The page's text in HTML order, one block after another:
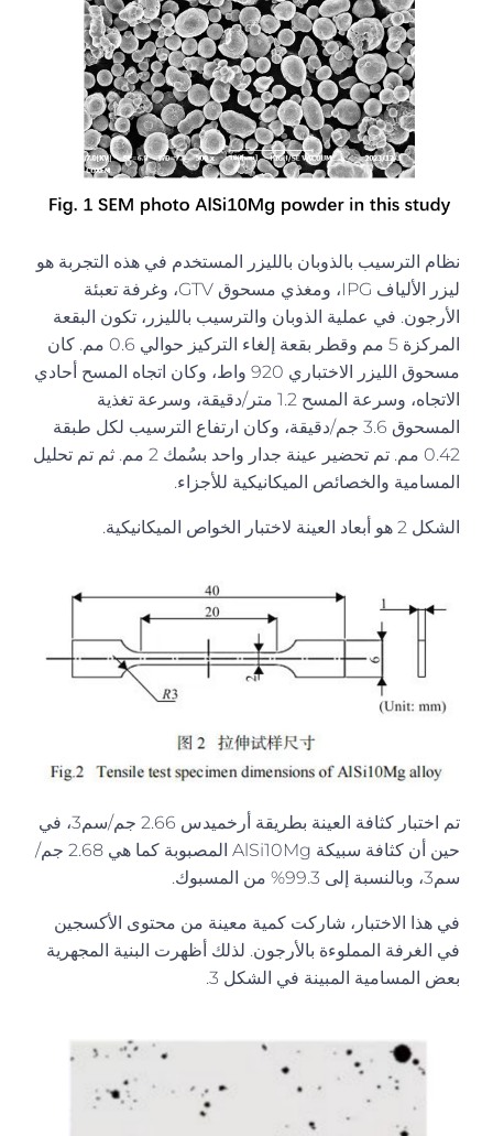
نظام الترسيب بالذوبان بالليزر المستخدم في هذه التجربة هو
ليزر الألياف IPG، ومغذي مسحوق GTV، وغرفة تعبئة
الأرجون. في عملية الذوبان والترسيب بالليزر، تكون البقعة
المركزة 5 مم وقطر بقعة إلغاء التركيز حوالي 0.6 مم. كان
مسحوق الليزر الاختباري 920 واط، وكان اتجاه المسح أحادي
الاتجاه، وسرعة المسح 1.2 متر/دقيقة، وسرعة تغذية
المسحوق 3.6 جم/دقيقة، وكان ارتفاع الترسيب لكل طبقة
0.42 مم. تم تحضير عينة جدار واحد بسُمك 2 مم. ثم تم تحليل
المسامية والخصائص الميكانيكية للأجزاء.
الشكل 2 هو أبعاد العينة لاختبار الخواص الميكانيكية.
تم اختبار كثافة العينة بطريقة أرخميدس 2.66 جم/سم3، في
حين أن كثافة سبيكة AlSi10Mg المصبوبة كما هي 2.68 جم/
سم3، وبالنسبة إلى 99.3% من المسبوك.
في هذا الاختبار، شاركت كمية معينة من محتوى الأكسجين
في الغرفة المملوءة بالأرجون. لذلك أظهرت البنية المجهرية
بعض المسامية المبينة في الشكل 3.